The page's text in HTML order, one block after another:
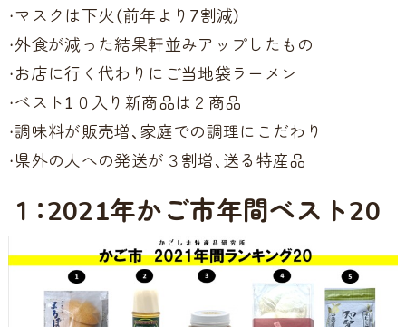
・マスクは下火（前年より7割減）
・外食が減った結果軒並みアップしたもの
・お店に行く代わりにご当地袋ラーメン
・ベスト1０入り新商品は２商品
・調味料が販売増、家庭での調理にこだわり
・県外の人への発送が３割増、送る特産品
１：2021年かご市年間ベスト20